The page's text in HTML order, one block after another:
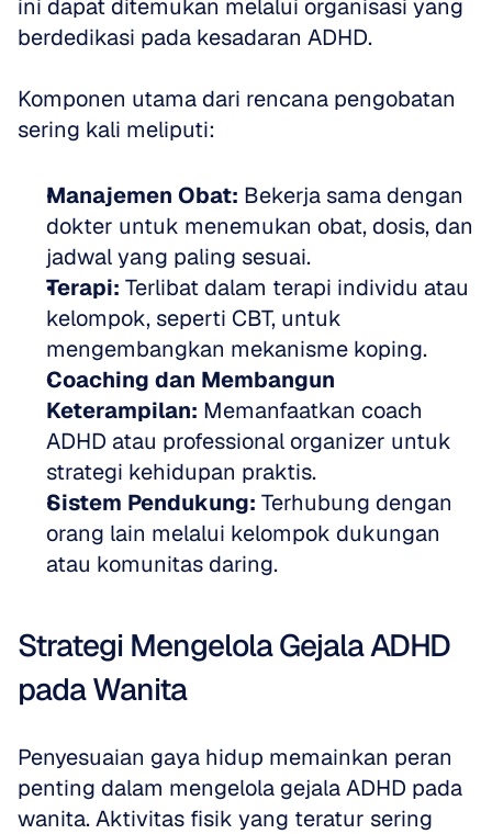
ini dapat ditemukan melalui organisasi yang
berdedikasi pada kesadaran ADHD.
Komponen utama dari rencana pengobatan
sering kali meliputi:
Manajemen Obat: Bekerja sama dengan
dokter untuk menemukan obat, dosis, dan
jadwal yang paling sesuai.
Terapi: Terlibat dalam terapi individu atau
kelompok, seperti CBT, untuk
mengembangkan mekanisme koping.
Coaching dan Membangun
Keterampilan: Memanfaatkan coach
ADHD atau professional organizer untuk
strategi kehidupan praktis.
Sistem Pendukung: Terhubung dengan
orang lain melalui kelompok dukungan
atau komunitas daring.
Strategi Mengelola Gejala ADHD
pada Wanita
Penyesuaian gaya hidup memainkan peran
penting dalam mengelola gejala ADHD pada
wanita. Aktivitas fisik yang teratur sering